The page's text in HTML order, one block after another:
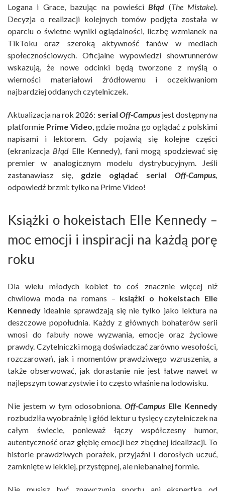
Logana i Grace, bazując na powieściBłąd (The Mistake).
Decyzja o realizacji kolejnych tomów podjęta została w
oparciu o świetne wyniki oglądalności, liczbę wzmianek na
TikToku oraz szeroką aktywność fanów w mediach
społecznościowych. Oficjalne wypowiedzi showrunnerów
wskazują, że nowe odcinki będą tworzone z myślą o
wierności materiałowi źródłowemu i oczekiwaniom
najbardziej oddanych czytelniczek.
Aktualizacja na rok 2026: serial Off-Campusjest dostępny na
platformie Prime Video, gdzie można go oglądać z polskimi
napisami i lektorem. Gdy pojawią się kolejne części
(ekranizacja BłądElle Kennedy), fani mogą spodziewać się
premier w analogicznym modelu dystrybucyjnym. Jeśli
zastanawiasz się, gdzie oglądać serial Off-Campus,
odpowiedź brzmi: tylko na Prime Video!
Książki o hokeistach Elle Kennedy –
moc emocji i inspiracji na każdą porę
roku
Dla wielu młodych kobiet to coś znacznie więcej niż
chwilowa moda na romans – książki o hokeistach Elle
Kennedy idealnie sprawdzają się nie tylko jako lektura na
deszczowe popołudnia. Każdy z głównych bohaterów serii
wnosi do fabuły nowe wyzwania, emocje oraz życiowe
prawdy. Czytelniczki mogą doświadczać zarówno wesołości,
rozczarowań, jak i momentów prawdziwego wzruszenia, a
także obserwować, jak dorastanie nie jest łatwe nawet w
najlepszym towarzystwie i to często właśnie na lodowisku.
Nie jestem w tym odosobniona. Off-Campus Elle Kennedy
rozbudziła wyobraźnię i głód lektur u tysięcy czytelniczek na
całym świecie, ponieważ łączy współczesny humor,
autentyczność oraz głębię emocji bez zbędnej idealizacji. To
historie prawdziwych porażek, przyjaźni i dorosłych uczuć,
zamknięte w lekkiej, przystępnej, ale niebanalnej formie.
Nie musisz być znawczynią sportu ani ekspertką od